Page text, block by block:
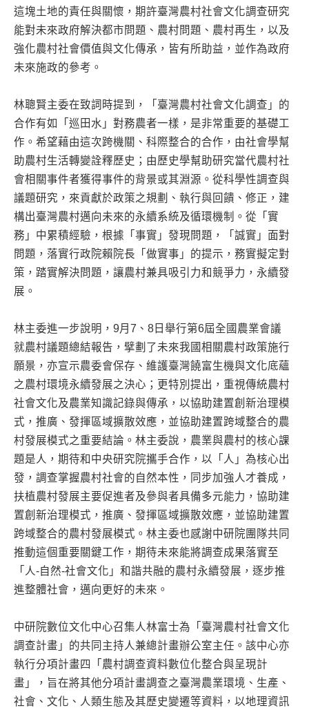
這塊土地的責任與關懷，期許臺灣農村社會文化調查研究
能對未來政府解決都市問題、農村問題、農村再生，以及
強化農村社會價值與文化傳承，皆有所助益，並作為政府
未來施政的參考。
林聰賢主委在致詞時提到，「臺灣農村社會文化調查」的
合作有如「巡田水」對務農者一樣，是非常重要的基礎工
作。希望藉由這次跨機關、科際整合的合作，由社會學幫
助農村生活轉變詮釋歷史；由歷史學幫助研究當代農村社
會相關事件者獲得事件的背景或其淵源。從科學性調查與
議題研究，來貢獻於政策之規劃、執行與回饋、修正，建
構出臺灣農村邁向未來的永續系統及循環機制。從「實
務」中累積經驗，根據「事實」發現問題，「誠實」面對
問題，落實行政院賴院長「做實事」的提示，務實擬定對
策，踏實解決問題，讓農村兼具吸引力和競爭力，永續發
展。
林主委進一步說明，9月7、8日舉行第6屆全國農業會議
就農村議題總結報告，擘劃了未來我國相關農村政策施行
願景，亦宣示農委會保存、維護臺灣饒富生機與文化底蘊
之農村環境永續發展之決心；更特別提出，重視傳統農村
社會文化及農業知識記錄與傳承，以協助建置創新治理模
式，推廣、發揮區域擴散效應，並協助建置跨域整合的農
村發展模式之重要結論。林主委說，農業與農村的核心課
題是人，期待和中央研究院攜手合作，以「人」為核心出
發，調查掌握農村社會的自然本性，同步加強人才養成，
扶植農村發展主要促進者及參與者具備多元能力，協助建
置創新治理模式，推廣、發揮區域擴散效應，並協助建置
跨域整合的農村發展模式。林主委也感謝中研院團隊共同
推動這個重要關鍵工作，期待未來能將調查成果落實至
「人-自然-社會文化」和諧共融的農村永續發展，逐步推
進整體社會，邁向更好的未來。
中研院數位文化中心召集人林富士為「臺灣農村社會文化
調查計畫」的共同主持人兼總計畫辦公室主任。該中心亦
執行分項計畫四「農村調查資料數位化整合與呈現計
畫」，旨在將其他分項計畫調查之臺灣農業環境、生產、
社會、文化、人類生態及其歷史變遷等資料，以地理資訊